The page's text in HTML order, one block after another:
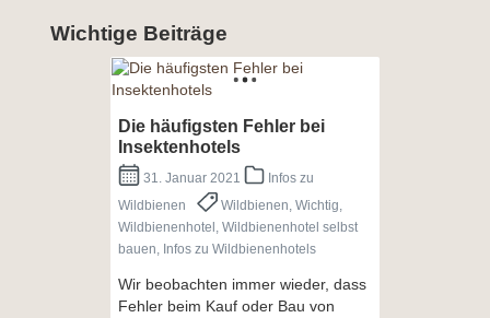
Wichtige Beiträge
Die häufigsten Fehler bei
Insektenhotels
31. Januar 2021
Infos zu
Wildbienen
Wildbienen, Wichtig,
Wildbienenhotel, Wildbienenhotel selbst
bauen, Infos zu Wildbienenhotels
Wir beobachten immer wieder, dass
Fehler beim Kauf oder Bau von